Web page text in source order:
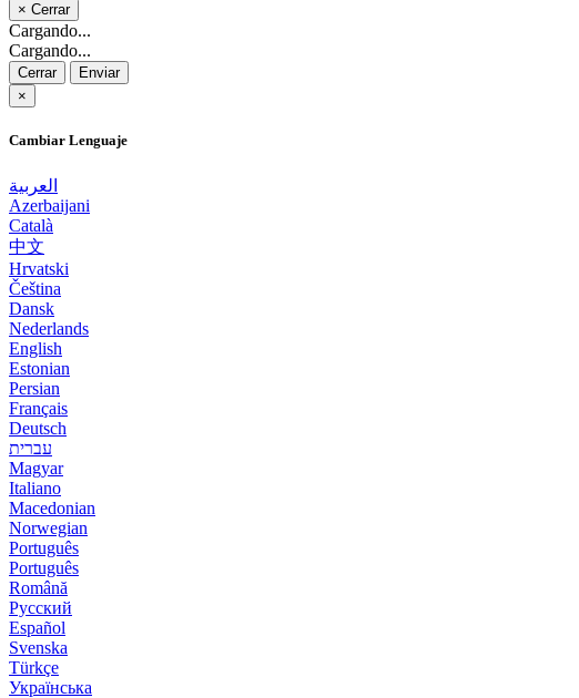
× Cerrar
Cargando...
Cargando...
Cerrar
Enviar
×
Cambiar Lenguaje
العربية
Azerbaijani
Català
中文
Hrvatski
Čeština
Dansk
Nederlands
English
Estonian
Persian
Français
Deutsch
עברית
Magyar
Italiano
Macedonian
Norwegian
Português
Português
Română
Русский
Español
Svenska
Türkçe
Українська